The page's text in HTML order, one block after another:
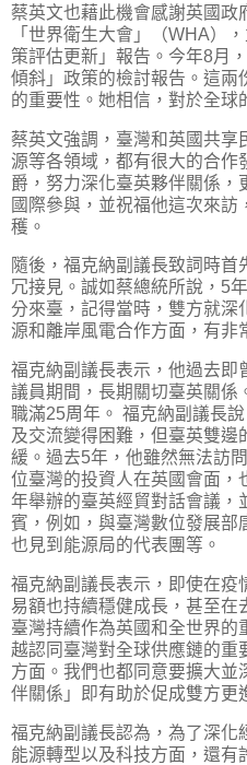
蔡英文也藉此機會感謝英國政
「世界衛生大會」（WHA）
策評估更新」報告。今年8月
傾斜」政策的檢討報告。這兩
的重要性。她相信，對於全球
蔡英文強調，臺灣和英國共享
源等各領域，都有很大的合作
爵，努力深化臺英夥伴關係，
國際參與，並祝福他這次來
穫。
隨後，福克納副議長致詞時
冗接見。誠如蔡總統所說，5
分來臺，記得當時，雙方就深
源和離岸風電合作方面，有非
福克納副議長表示，他過去即
議員期間，長期關切臺英關係
職滿25周年。 福克納副議長
及交流變得困難，但臺英雙
緩。過去5年，他雖然無法訪
位臺灣的投資人在英國會面，
年舉辦的臺英經貿對話會議，
賓，例如，與臺灣數位發展部
也見到能源局的代表團等。
福克納副議長表示，即使在疫
易額也持續穩健成長，甚至在
臺灣持續作為英國和全世界的
越認同臺灣對全球供應鏈的重
方面。我們也都同意要擴大並
伴關係」即有助於促成雙方更
福克納副議長認為，為了深化
能源轉型以及科技方面，還有